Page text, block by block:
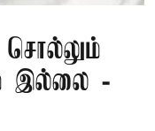
சொல்லும்
இல்லை -